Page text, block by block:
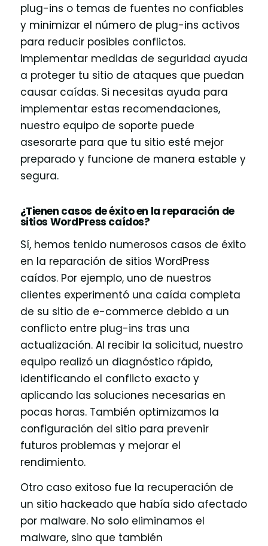
plug-ins o temas de fuentes no confiables
y minimizar el número de plug-ins activos
para reducir posibles conflictos.
Implementar medidas de seguridad ayuda
a proteger tu sitio de ataques que puedan
causar caídas. Si necesitas ayuda para
implementar estas recomendaciones,
nuestro equipo de soporte puede
asesorarte para que tu sitio esté mejor
preparado y funcione de manera estable y
segura.
¿Tienen casos de éxito en la reparación de
sitios WordPress caídos?
Sí, hemos tenido numerosos casos de éxito
en la reparación de sitios WordPress
caídos. Por ejemplo, uno de nuestros
clientes experimentó una caída completa
de su sitio de e-commerce debido a un
conflicto entre plug-ins tras una
actualización. Al recibir la solicitud, nuestro
equipo realizó un diagnóstico rápido,
identificando el conflicto exacto y
aplicando las soluciones necesarias en
pocas horas. También optimizamos la
configuración del sitio para prevenir
futuros problemas y mejorar el
rendimiento.
Otro caso exitoso fue la recuperación de
un sitio hackeado que había sido afectado
por malware. No solo eliminamos el
malware, sino que también